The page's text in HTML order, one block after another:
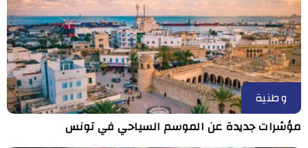
وطنية
مؤشرات جديدة عن الموسم السياحي في تونس